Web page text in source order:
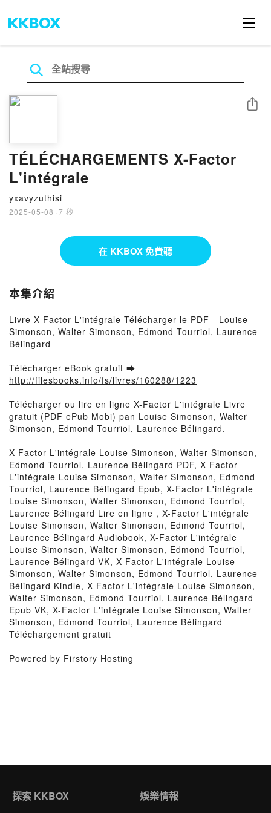
TÉLÉCHARGEMENTS X-Factor
L'intégrale
yxavyzuthisi
2025-05-08 · 7 秒
分享
在 KKBOX 免費聽
本集介紹
Livre X-Factor L'intégrale Télécharger le PDF - Louise
Simonson, Walter Simonson, Edmond Tourriol, Laurence
Bélingard
Télécharger eBook gratuit ➡
http://filesbooks.info/fs/livres/160288/1223
Télécharger ou lire en ligne X-Factor L'intégrale Livre
gratuit (PDF ePub Mobi) pan Louise Simonson, Walter
Simonson, Edmond Tourriol, Laurence Bélingard.
X-Factor L'intégrale Louise Simonson, Walter Simonson,
Edmond Tourriol, Laurence Bélingard PDF, X-Factor
L'intégrale Louise Simonson, Walter Simonson, Edmond
Tourriol, Laurence Bélingard Epub, X-Factor L'intégrale
Louise Simonson, Walter Simonson, Edmond Tourriol,
Laurence Bélingard Lire en ligne , X-Factor L'intégrale
Louise Simonson, Walter Simonson, Edmond Tourriol,
Laurence Bélingard Audiobook, X-Factor L'intégrale
Louise Simonson, Walter Simonson, Edmond Tourriol,
Laurence Bélingard VK, X-Factor L'intégrale Louise
Simonson, Walter Simonson, Edmond Tourriol, Laurence
Bélingard Kindle, X-Factor L'intégrale Louise Simonson,
Walter Simonson, Edmond Tourriol, Laurence Bélingard
Epub VK, X-Factor L'intégrale Louise Simonson, Walter
Simonson, Edmond Tourriol, Laurence Bélingard
Téléchargement gratuit
Powered by Firstory Hosting
探索 KKBOX 娛樂情報